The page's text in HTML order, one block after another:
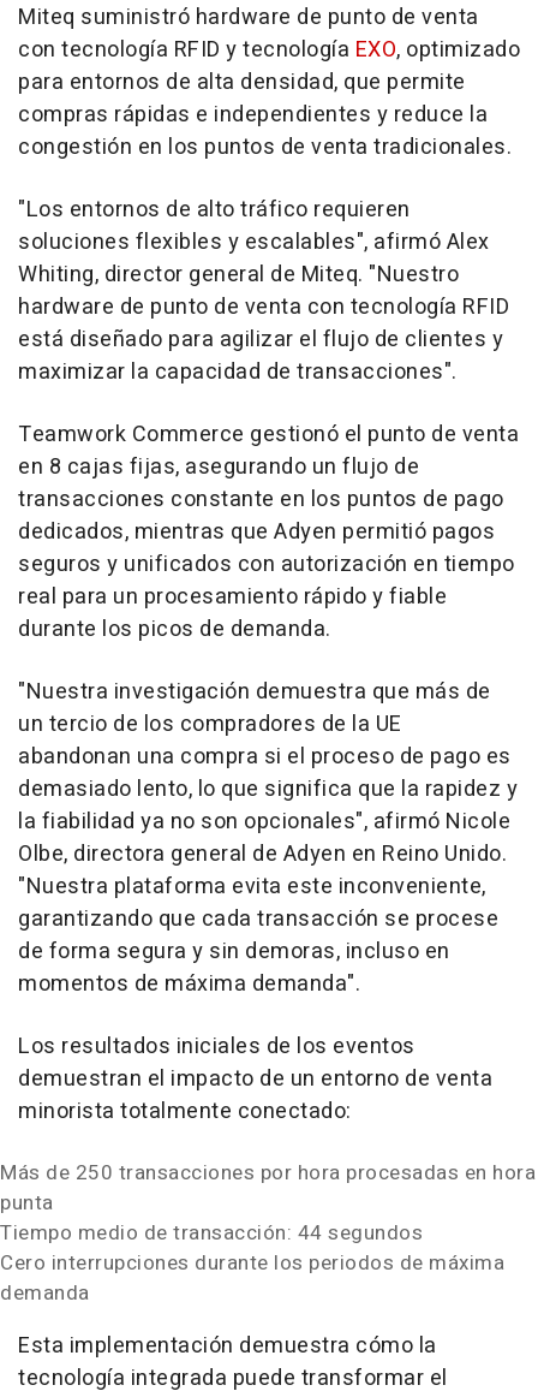
Miteq suministró hardware de punto de venta
con tecnología RFID y tecnología EXO, optimizado
para entornos de alta densidad, que permite
compras rápidas e independientes y reduce la
congestión en los puntos de venta tradicionales.
"Los entornos de alto tráfico requieren
soluciones flexibles y escalables", afirmó Alex
Whiting, director general de Miteq. "Nuestro
hardware de punto de venta con tecnología RFID
está diseñado para agilizar el flujo de clientes y
maximizar la capacidad de transacciones".
Teamwork Commerce gestionó el punto de venta
en 8 cajas fijas, asegurando un flujo de
transacciones constante en los puntos de pago
dedicados, mientras que Adyen permitió pagos
seguros y unificados con autorización en tiempo
real para un procesamiento rápido y fiable
durante los picos de demanda.
"Nuestra investigación demuestra que más de
un tercio de los compradores de la UE
abandonan una compra si el proceso de pago es
demasiado lento, lo que significa que la rapidez y
la fiabilidad ya no son opcionales", afirmó Nicole
Olbe, directora general de Adyen en Reino Unido.
"Nuestra plataforma evita este inconveniente,
garantizando que cada transacción se procese
de forma segura y sin demoras, incluso en
momentos de máxima demanda".
Los resultados iniciales de los eventos
demuestran el impacto de un entorno de venta
minorista totalmente conectado:
Más de 250 transacciones por hora procesadas en hora
punta
Tiempo medio de transacción: 44 segundos
Cero interrupciones durante los periodos de máxima
demanda
Esta implementación demuestra cómo la
tecnología integrada puede transformar el